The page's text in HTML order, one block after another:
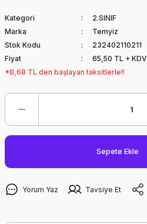
Kategori
2.SINIF
Marka
Temyiz
Stok Kodu
232402110211
Fiyat
65,50 TL + KDV
*8,68 TL den başlayan taksitlerle!!
Sepete Ekle
Yorum Yaz Tavsiye Et